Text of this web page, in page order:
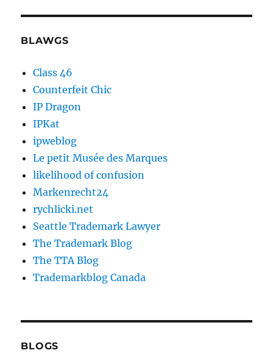
BLAWGS
Class 46
Counterfeit Chic
IP Dragon
IPKat
ipweblog
Le petit Musée des Marques
likelihood of confusion
Markenrecht24
rychlicki.net
Seattle Trademark Lawyer
The Trademark Blog
The TTA Blog
Trademarkblog Canada
BLOGS